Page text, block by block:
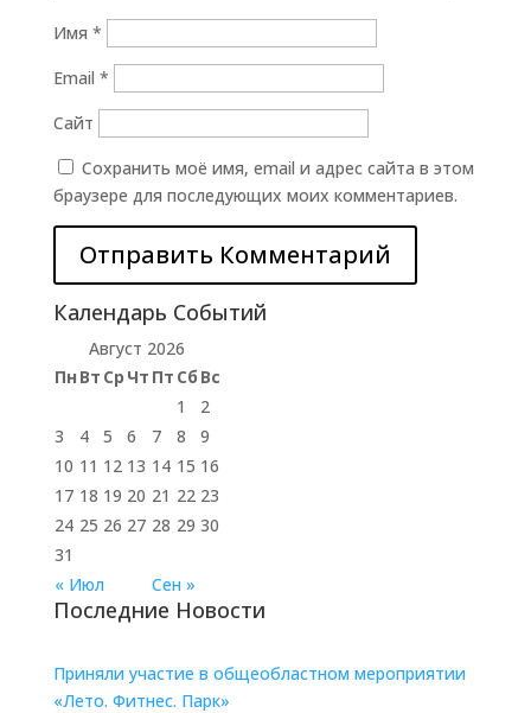
Имя *
Email *
Сайт
Сохранить моё имя, email и адрес сайта в этом
браузере для последующих моих комментариев.
Календарь Событий
Август 2026
Пн Вт Ср Чт Пт Сб Вс
« Июл Сен »
1
2
3
4 5 6 7 8
9
10 11 12 13 14 15 16
17 18 19 20 21 22 23
24 25 26 27 28 29 30
31
Последние Новости
Приняли участие в общеобластном мероприятии
«Лето. Фитнес. Парк»